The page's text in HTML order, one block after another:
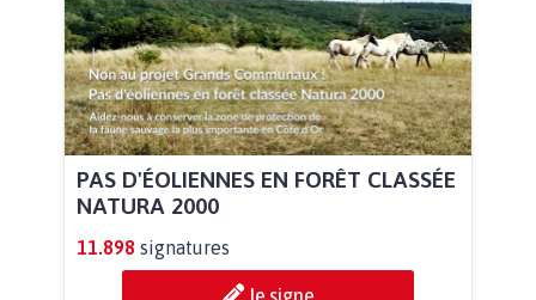
PAS D'ÉOLIENNES EN FORÊT CLASSÉE
NATURA 2000
11.898 signatures
Je signe